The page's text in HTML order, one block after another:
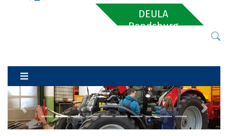
DEULA
Rendsburg
Previous Next